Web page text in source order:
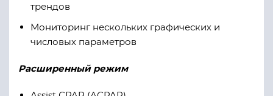
трендов
Мониторинг нескольких графических и
числовых параметров
Расширенный режим